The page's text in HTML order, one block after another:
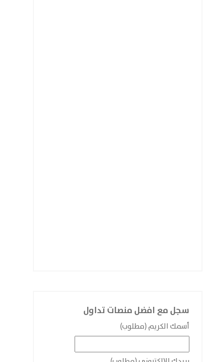
سجل مع افضل منصات تداول
أسمك الكريم (مطلوب)